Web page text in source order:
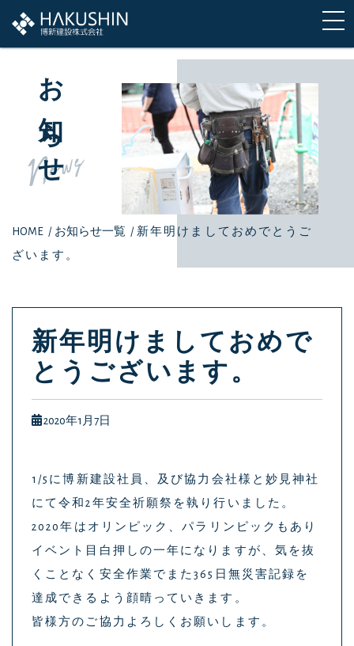
お知らせ
News
HOME / お知らせ一覧 / 新年明けましておめでとうご
ざいます。
新年明けましておめで
とうございます。
2020年1月7日
1/5に博新建設社員、及び協力会社様と妙見神社
にて令和2年安全祈願祭を執り行いました。
2020年はオリンピック、パラリンピックもあり
イベント目白押しの一年になりますが、気を抜
くことなく安全作業でまた365日無災害記録を
達成できるよう顔晴っていきます。
皆様方のご協力よろしくお願いします。